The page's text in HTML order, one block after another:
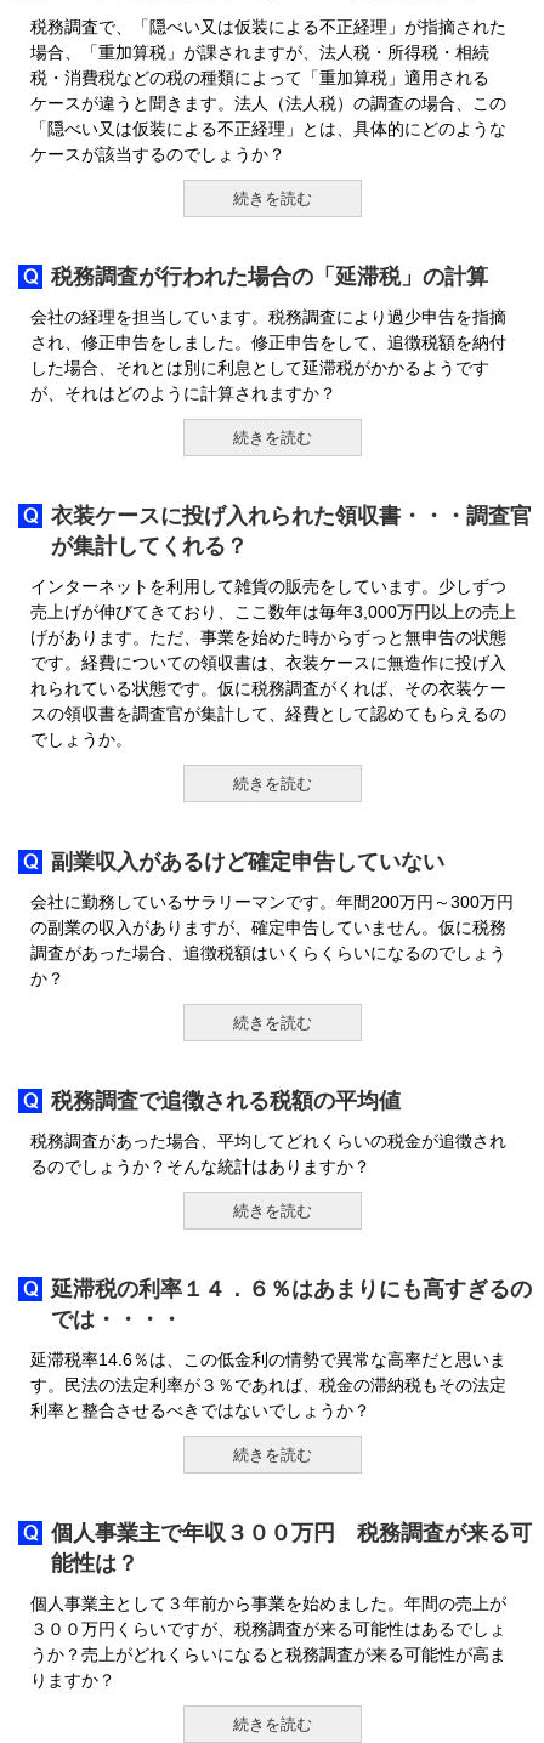
税務調査で、「隠べい又は仮装による不正経理」が指摘された
場合、「重加算税」が課されますが、法人税・所得税・相続
税・消費税などの税の種類によって「重加算税」適用される
ケースが違うと聞きます。法人（法人税）の調査の場合、この
「隠べい又は仮装による不正経理」とは、具体的にどのような
ケースが該当するのでしょうか？
続きを読む
税務調査が行われた場合の「延滞税」の計算
会社の経理を担当しています。税務調査により過少申告を指摘
され、修正申告をしました。修正申告をして、追徴税額を納付
した場合、それとは別に利息として延滞税がかかるようです
が、それはどのように計算されますか？
続きを読む
衣装ケースに投げ入れられた領収書・・・調査官
が集計してくれる？
インターネットを利用して雑貨の販売をしています。少しずつ
売上げが伸びてきており、ここ数年は毎年3,000万円以上の売上
げがあります。ただ、事業を始めた時からずっと無申告の状態
です。経費についての領収書は、衣装ケースに無造作に投げ入
れられている状態です。仮に税務調査がくれば、その衣装ケー
スの領収書を調査官が集計して、経費として認めてもらえるの
でしょうか。
続きを読む
副業収入があるけど確定申告していない
会社に勤務しているサラリーマンです。年間200万円～300万円
の副業の収入がありますが、確定申告していません。仮に税務
調査があった場合、追徴税額はいくらくらいになるのでしょう
か？
続きを読む
税務調査で追徴される税額の平均値
税務調査があった場合、平均してどれくらいの税金が追徴され
るのでしょうか？そんな統計はありますか？
続きを読む
延滞税の利率１４．６％はあまりにも高すぎるの
では・・・・
延滞税率14.6％は、この低金利の情勢で異常な高率だと思いま
す。民法の法定利率が３％であれば、税金の滞納税もその法定
利率と整合させるべきではないでしょうか？
続きを読む
個人事業主で年収３００万円 税務調査が来る可
能性は？
個人事業主として３年前から事業を始めました。年間の売上が
３００万円くらいですが、税務調査が来る可能性はあるでしょ
うか？売上がどれくらいになると税務調査が来る可能性が高ま
りますか？
続きを読む